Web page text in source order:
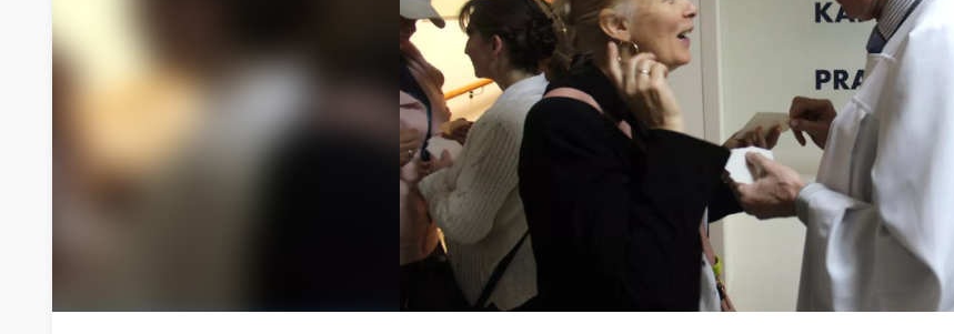
PACJENT UNIJNY W POLSCE
ZGŁASZANIE ZDARZEŃ NIEPOŻĄDANYCH
ZGŁASZANIE DZIAŁAŃ NIEPOŻĄDANYCH PRODUKTÓW LECZNICZYCH
BADANIE SATYSFAKCJI PACJENTA